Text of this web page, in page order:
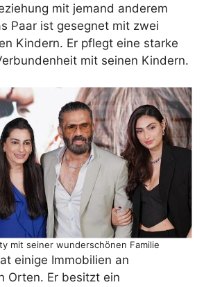
mit jemand anderem
Paar ist gesegnet mit zwei
Kindern. Er pflegt eine starke
mit seinen Kindern.
mit seiner wunderschönen Familie
einige Immobilien an
Orten. Er besitzt ein